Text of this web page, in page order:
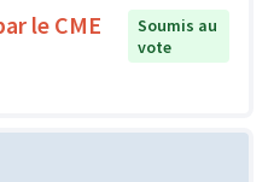
le CME
Soumis au
vote